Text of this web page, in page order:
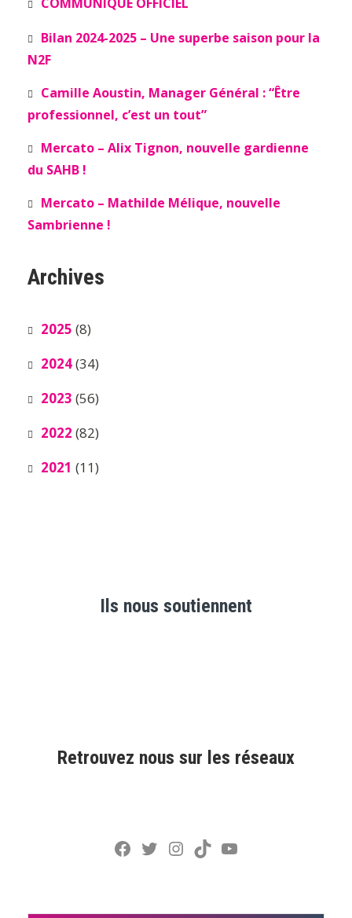
Bilan 2024-2025 – Une superbe saison pour la
N2F
Camille Aoustin, Manager Général : “Être
professionnel, c’est un tout”
Mercato – Alix Tignon, nouvelle gardienne
du SAHB !
Mercato – Mathilde Mélique, nouvelle
Sambrienne !
Archives
2025 (8)
2024(34)
2023 (56)
2022 (82)
2021 (11)
Ils nous soutiennent
Retrouvez nous sur les réseaux
Facebook
Twitter
Instagram
TikTokYouTube